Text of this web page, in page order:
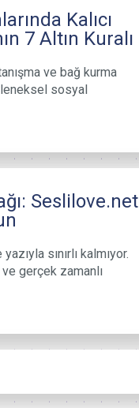
Kalıcı
7 Altın Kuralı
ve bağ kurma
sosyal
Seslilove.net
sınırlı kalmıyor.
ve gerçek zamanlı